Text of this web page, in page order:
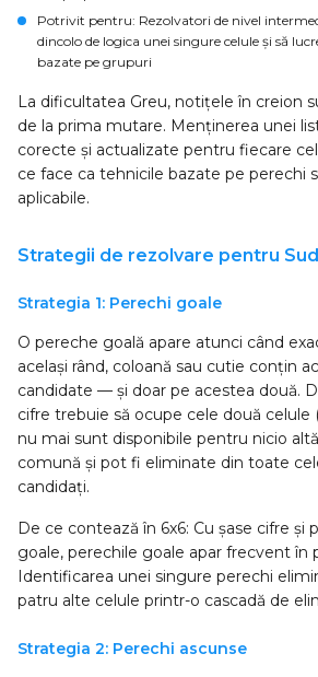
Potrivit pentru: Rezolvatori de nivel
dincolo de logica unei singure celule și să
bazate pe grupuri
La dificultatea Greu, notițele în creion
de la prima mutare. Menținerea unei
corecte și actualizate pentru fiecare
ce face ca tehnicile bazate pe perechi
aplicabile.
Strategii de rezolvare pentru
Strategia 1: Perechi goale
O pereche goală apare atunci când
același rând, coloană sau cutie conțin
candidate — și doar pe acestea două.
cifre trebuie să ocupe cele două celule
nu mai sunt disponibile pentru nicio
comună și pot fi eliminate din toate
candidați.
De ce contează în 6x6: Cu șase cifre și
goale, perechile goale apar frecvent în
Identificarea unei singure perechi
patru alte celule printr-o cascadă de
Strategia 2: Perechi ascunse